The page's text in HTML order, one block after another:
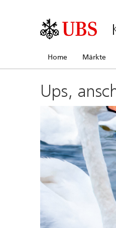
Home Märkte
Ups,